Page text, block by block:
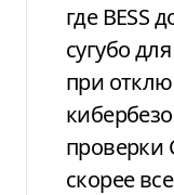
где BESS
сугубо
при
проверки
скорее